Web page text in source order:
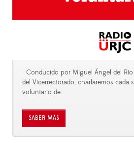
Conducido por Miguel Ángel del Río
del Vicerrectorado, charlaremos cada
voluntario de
SABER MÁS